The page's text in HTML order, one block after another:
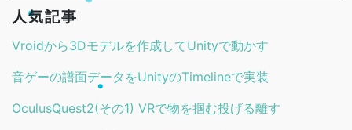
人気記事
Vroidから3Dモデルを作成してUnityで動かす
音ゲーの譜面データをUnityのTimelineで実装
OculusQuest2(その1) VRで物を掴む投げる離す